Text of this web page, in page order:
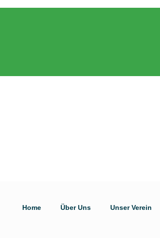
Home Über Uns Unser Verein